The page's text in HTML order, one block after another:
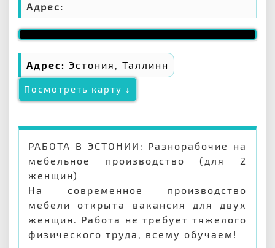
Адрес:
Адрес: Эстония, Таллинн
Посмотреть карту ↓
РАБОТА В ЭСТОНИИ: Разнорабочие на
мебельное производство (для 2
женщин)
На современное производство
мебели открыта вакансия для двух
женщин. Работа не требует тяжелого
физического труда, всему обучаем!